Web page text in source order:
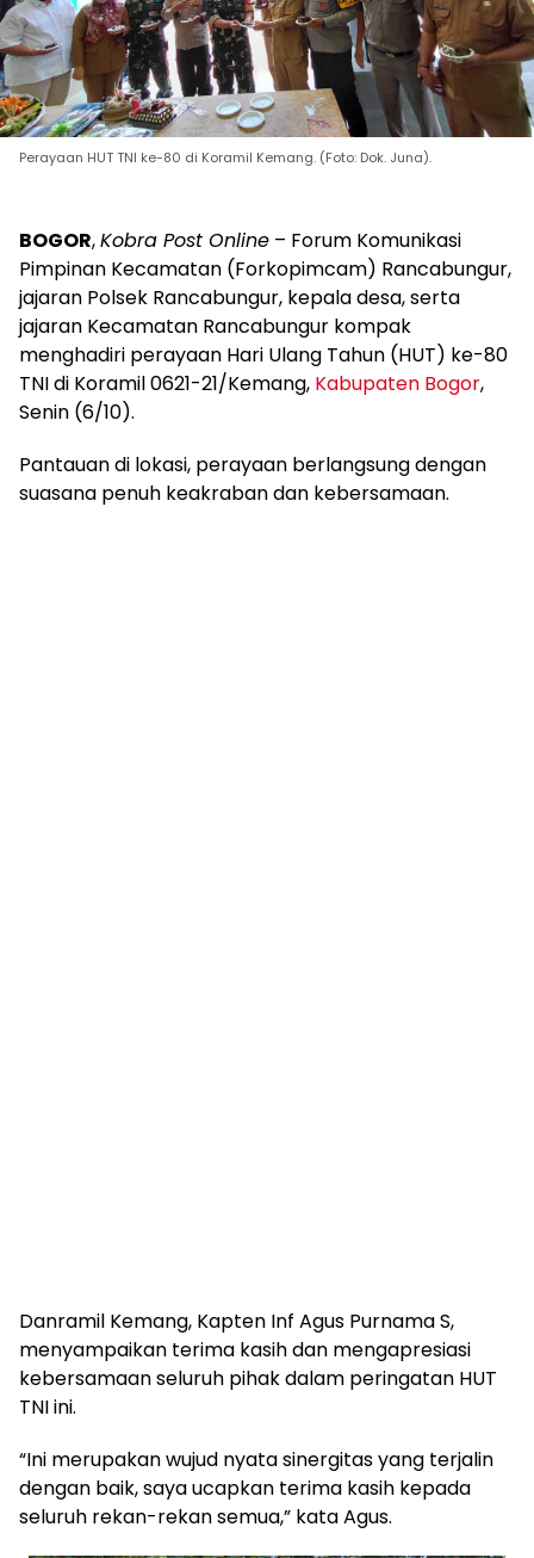
Perayaan HUT TNI ke-80 di Koramil Kemang. (Foto: Dok. Juna).
BOGOR,Kobra Post Online – Forum Komunikasi
Pimpinan Kecamatan (Forkopimcam) Rancabungur,
jajaran Polsek Rancabungur, kepala desa, serta
jajaran Kecamatan Rancabungur kompak
menghadiri perayaan Hari Ulang Tahun (HUT) ke-80
TNI di Koramil 0621-21/Kemang, Kabupaten Bogor,
Senin (6/10).
Pantauan di lokasi, perayaan berlangsung dengan
suasana penuh keakraban dan kebersamaan.
Danramil Kemang, Kapten Inf Agus Purnama S,
menyampaikan terima kasih dan mengapresiasi
kebersamaan seluruh pihak dalam peringatan HUT
TNI ini.
“Ini merupakan wujud nyata sinergitas yang terjalin
dengan baik, saya ucapkan terima kasih kepada
seluruh rekan-rekan semua,” kata Agus.